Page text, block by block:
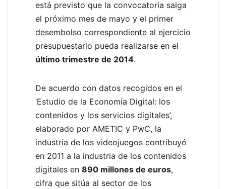
está previsto que la convocatoria salga
el próximo mes de mayo y el primer
desembolso correspondiente al ejercicio
presupuestario pueda realizarse en el
último trimestre de 2014.
De acuerdo con datos recogidos en el
‘Estudio de la Economía Digital: los
contenidos y los servicios digitales’,
elaborado por AMETIC y PwC, la
industria de los videojuegos contribuyó
en 2011 a la industria de los contenidos
digitales en 890 millones de euros,
cifra que sitúa al sector de los